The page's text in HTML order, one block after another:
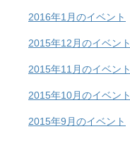
2016年1月のイベント
2015年12月のイベント
2015年11月のイベント
2015年10月のイベント
2015年9月のイベント